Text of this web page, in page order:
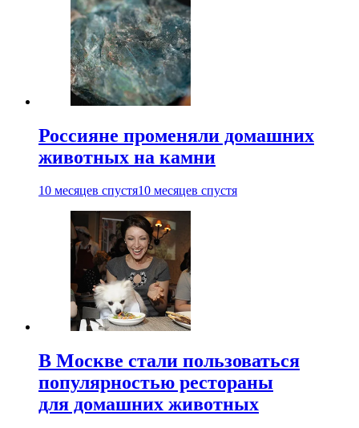
Россияне променяли домашних
животных на камни
10 месяцев спустя10 месяцев спустя
В Москве стали пользоваться
популярностью рестораны
для домашних животных